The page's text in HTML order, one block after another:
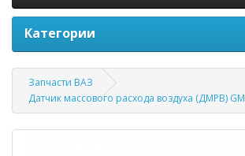
Категории
Запчасти ВАЗ
Датчик массового расхода воздуха (ДМРВ) GM